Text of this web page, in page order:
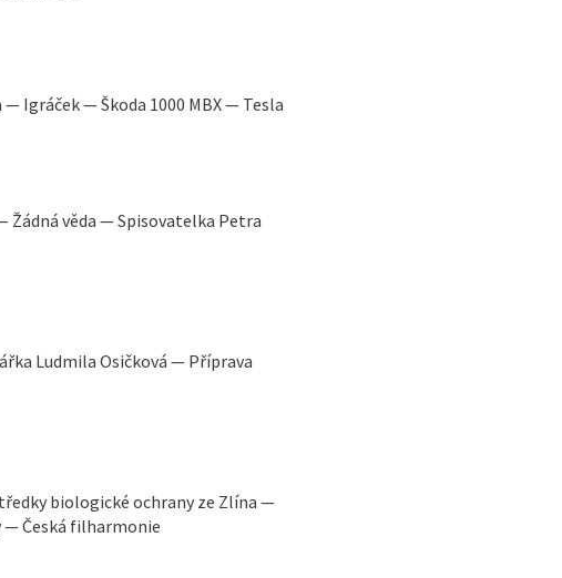
Igráček — Škoda 1000 MBX — Tesla
Žádná věda — Spisovatelka Petra
Ludmila Osičková — Příprava
biologické ochrany ze Zlína —
— Česká filharmonie